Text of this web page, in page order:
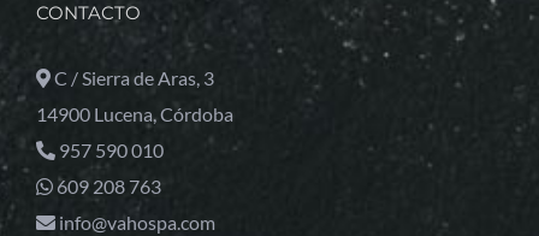
CONTACTO
C / Sierra de Aras, 3
14900 Lucena, Córdoba
957 590 010
609 208 763
info@vahospa.com